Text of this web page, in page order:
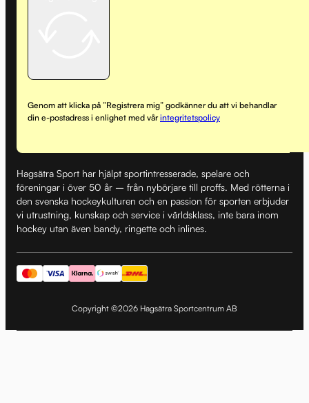
Genom att klicka på ”Registrera mig” godkänner du att vi behandlar
din e-postadress i enlighet med vårintegritetspolicy
Hagsätra Sport har hjälpt sportintresserade, spelare och
föreningar i över 50 år – från nybörjare till proffs. Med rötterna i
den svenska hockeykulturen och en passion för sporten erbjuder
vi utrustning, kunskap och service i världsklass, inte bara inom
hockey utan även bandy, ringette och inlines.
Copyright ©2026 Hagsätra Sportcentrum AB